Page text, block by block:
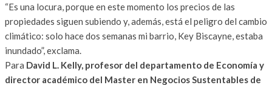
“Es una locura, porque en este momento los precios de las
propiedades siguen subiendo y, además, está el peligro del cambio
climático: solo hace dos semanas mi barrio, Key Biscayne, estaba
inundado”, exclama.
Para David L. Kelly, profesor del departamento de Economía y
director académico del Master en Negocios Sustentables de